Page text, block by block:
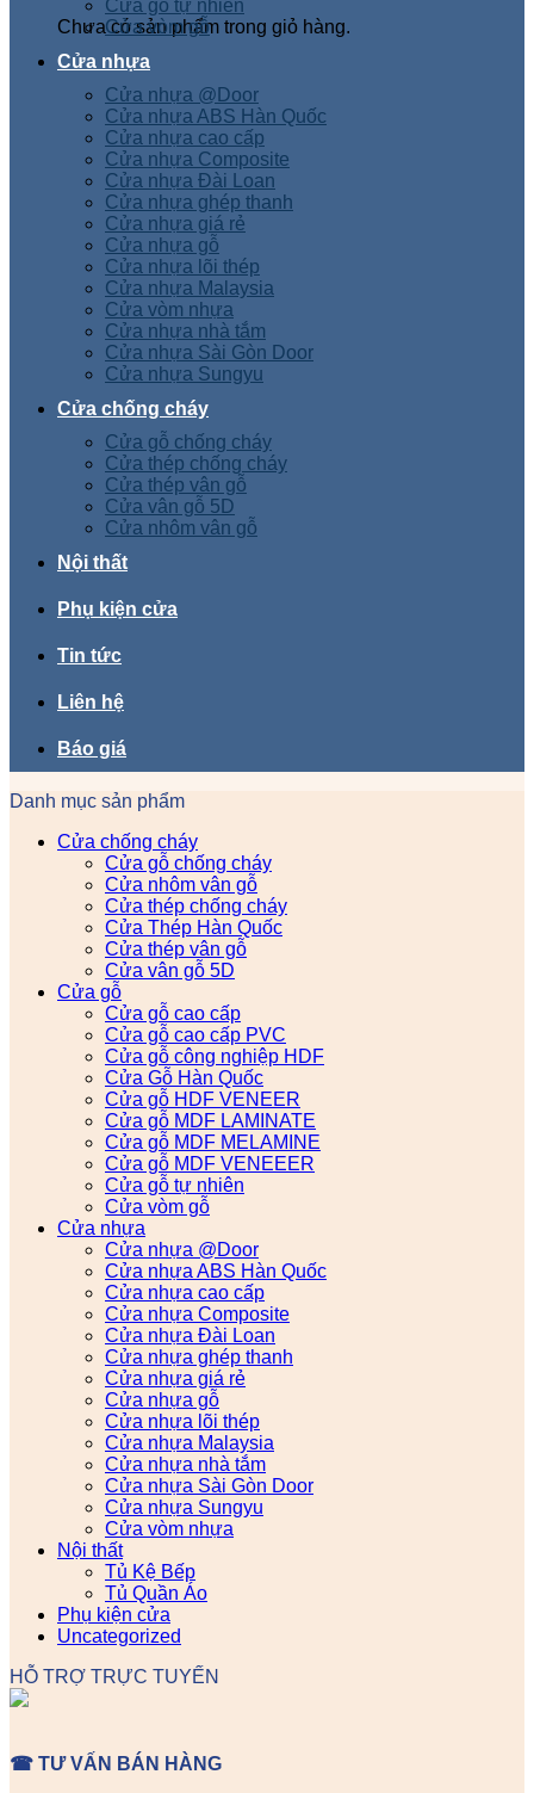
Chưa có sản phẩm trong giỏ hàng.
Cửa gỗ tự nhiên
Cửa vòm gỗ
Cửa nhựa
Cửa nhựa @Door
Cửa nhựa ABS Hàn Quốc
Cửa nhựa cao cấp
Cửa nhựa Composite
Cửa nhựa Đài Loan
Cửa nhựa ghép thanh
Cửa nhựa giá rẻ
Cửa nhựa gỗ
Cửa nhựa lõi thép
Cửa nhựa Malaysia
Cửa vòm nhựa
Cửa nhựa nhà tắm
Cửa nhựa Sài Gòn Door
Cửa nhựa Sungyu
Cửa chống cháy
Cửa gỗ chống cháy
Cửa thép chống cháy
Cửa thép vân gỗ
Cửa vân gỗ 5D
Cửa nhôm vân gỗ
Nội thất
Phụ kiện cửa
Tin tức
Liên hệ
Báo giá
Danh mục sản phẩm
Cửa chống cháy
Cửa gỗ chống cháy
Cửa nhôm vân gỗ
Cửa thép chống cháy
Cửa Thép Hàn Quốc
Cửa thép vân gỗ
Cửa vân gỗ 5D
Cửa gỗ
Cửa gỗ cao cấp
Cửa gỗ cao cấp PVC
Cửa gỗ công nghiệp HDF
Cửa Gỗ Hàn Quốc
Cửa gỗ HDF VENEER
Cửa gỗ MDF LAMINATE
Cửa gỗ MDF MELAMINE
Cửa gỗ MDF VENEEER
Cửa gỗ tự nhiên
Cửa vòm gỗ
Cửa nhựa
Cửa nhựa @Door
Cửa nhựa ABS Hàn Quốc
Cửa nhựa cao cấp
Cửa nhựa Composite
Cửa nhựa Đài Loan
Cửa nhựa ghép thanh
Cửa nhựa giá rẻ
Cửa nhựa gỗ
Cửa nhựa lõi thép
Cửa nhựa Malaysia
Cửa nhựa nhà tắm
Cửa nhựa Sài Gòn Door
Cửa nhựa Sungyu
Cửa vòm nhựa
Nội thất
Tủ Kệ Bếp
Tủ Quần Áo
Phụ kiện cửa
Uncategorized
HỖ TRỢ TRỰC TUYẾN
☎ TƯ VẤN BÁN HÀNG